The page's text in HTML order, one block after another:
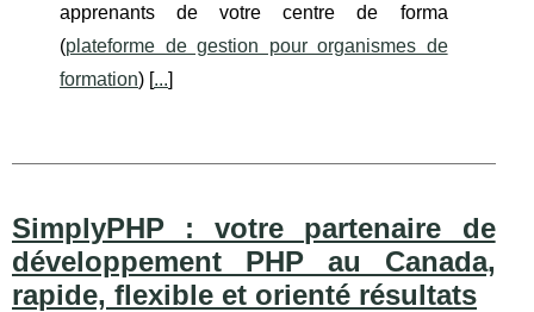
apprenants de votre centre de forma
(plateforme de gestion pour organismes de
formation) [...]
SimplyPHP : votre partenaire de
développement PHP au Canada,
rapide, flexible et orienté résultats